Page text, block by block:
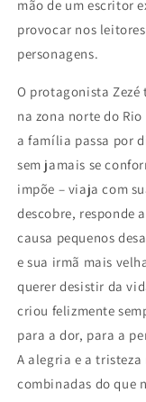
mão de um escritor
provocar nos
personagens.
O protagonista Zezé
na zona norte do
a família passa por
sem jamais se
impõe – viaja com
descobre, responde
causa pequenos
e sua irmã mais
querer desistir da
criou felizmente
para a dor, para a
A alegria e a
combinadas do que